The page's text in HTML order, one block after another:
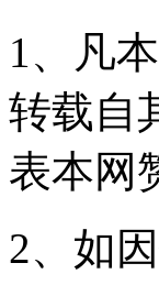
1、凡
转载自
表本网
2、如